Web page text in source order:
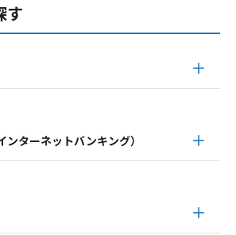
す
ターネットバンキング）